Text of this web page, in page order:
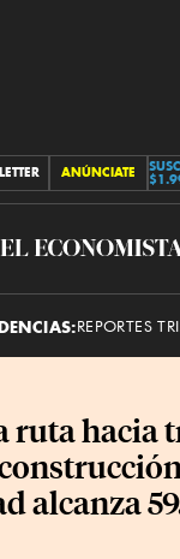
ANÚNCIATE
El
REPORTES
ruta hacia
alcanza